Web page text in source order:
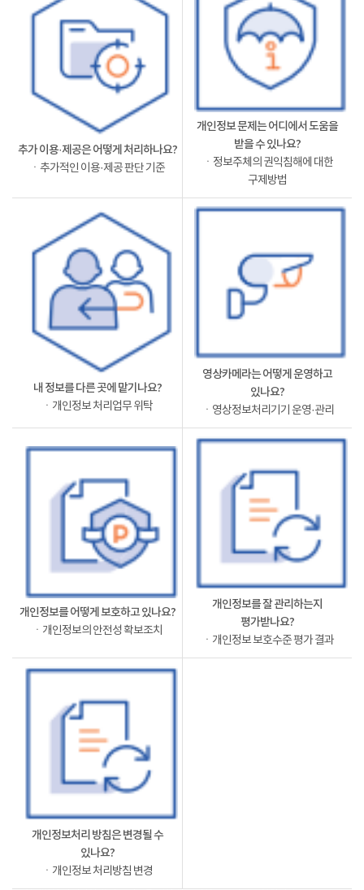
추가 이용·제공은 어떻게 처리하나요?
ㆍ추가적인 이용·제공 판단 기준
개인정보 문제는 어디에서 도움을
받을 수 있나요?
ㆍ정보주체의 권익침해에 대한
구제방법
내 정보를 다른 곳에 맡기나요?
ㆍ개인정보 처리업무 위탁
영상카메라는 어떻게 운영하고
있나요?
ㆍ영상정보처리기기 운영·관리
개인정보를 어떻게 보호하고 있나요?
ㆍ개인정보의 안전성 확보조치
개인정보를 잘 관리하는지
평가받나요?
ㆍ개인정보 보호수준 평가 결과
개인정보처리 방침은 변경될 수
있나요?
ㆍ개인정보 처리방침 변경